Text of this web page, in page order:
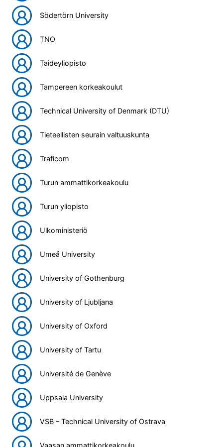
Södertörn University
TNO
Taideyliopisto
Tampereen korkeakoulut
Technical University of Denmark (DTU)
Tieteellisten seurain valtuuskunta
Traficom
Turun ammattikorkeakoulu
Turun yliopisto
Ulkoministeriö
Umeå University
University of Gothenburg
University of Ljubljana
University of Oxford
University of Tartu
Université de Genève
Uppsala University
VSB – Technical University of Ostrava
Vaasan ammattikorkeakoulu